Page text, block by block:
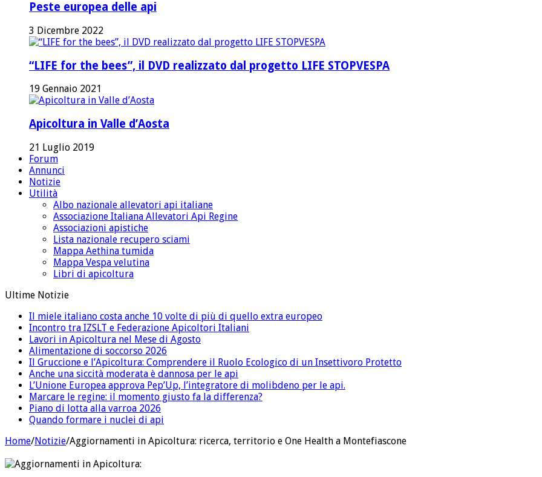
Peste europea delle api
3 Dicembre 2022
“LIFE for the bees”, il DVD realizzato dal progetto LIFE STOPVESPA
19 Gennaio 2021
Apicoltura in Valle d’Aosta
21 Luglio 2019
Forum
Annunci
Notizie
Utilità
Albo nazionale allevatori api italiane
Associazione Italiana Allevatori Api Regine
Associazioni apistiche
Lista nazionale recupero sciami
Mappa Aethina tumida
Mappa Vespa velutina
Libri di apicoltura
Ultime Notizie
Il miele italiano costa anche 10 volte di più di quello extra europeo
Incontro tra IZSLT e Federazione Apicoltori Italiani
Lavori in Apicoltura nel Mese di Agosto
Alimentazione di soccorso 2026
Il Gruccione e l’Apicoltura: Comprendere il Ruolo Ecologico di un Insettivoro Protetto
Anche una siccità moderata è dannosa per le api
L’Unione Europea approva Pep’Up, l’integratore di molibdeno per le api.
Marcare le regine: il momento giusto fa la differenza?
Piano di lotta alla varroa 2026
Quando formare i nuclei di api
Home/Notizie/Aggiornamenti in Apicoltura: ricerca, territorio e One Health a Montefiascone